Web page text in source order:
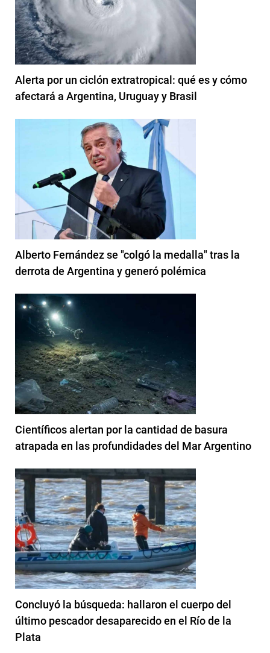
Alerta por un ciclón extratropical: qué es y cómo
afectará a Argentina, Uruguay y Brasil
Alberto Fernández se "colgó la medalla" tras la
derrota de Argentina y generó polémica
Científicos alertan por la cantidad de basura
atrapada en las profundidades del Mar Argentino
Concluyó la búsqueda: hallaron el cuerpo del
último pescador desaparecido en el Río de la
Plata